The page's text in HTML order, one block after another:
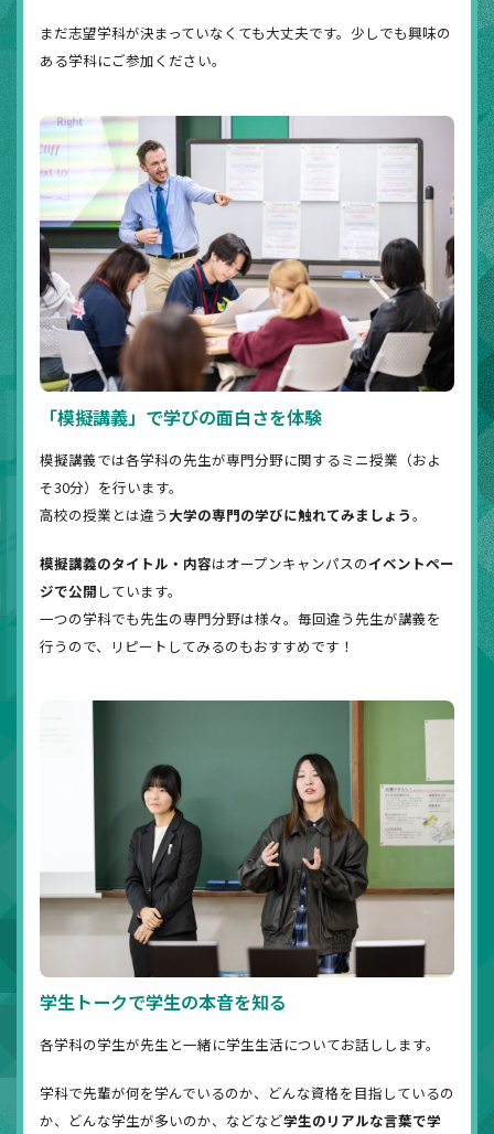
まだ志望学科が決まっていなくても大丈夫です。少しでも興味の
ある学科にご参加ください。
「模擬講義」で学びの面白さを体験
模擬講義では各学科の先生が専門分野に関するミニ授業（およ
そ30分）を行います。
高校の授業とは違う大学の専門の学びに触れてみましょう。
模擬講義のタイトル・内容はオープンキャンパスのイベントペー
ジで公開 しています。
一つの学科でも先生の専門分野は様々。毎回違う先生が講義を
行うので、リピートしてみるのもおすすめです！
学生トークで学生の本音を知る
各学科の学生が先生と一緒に学生生活についてお話しします。
学科で先輩が何を学んでいるのか、どんな資格を目指しているの
か、どんな学生が多いのか、などなど学生のリアルな言葉で学